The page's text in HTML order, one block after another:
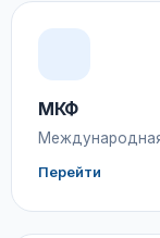
МКФ
Перейти